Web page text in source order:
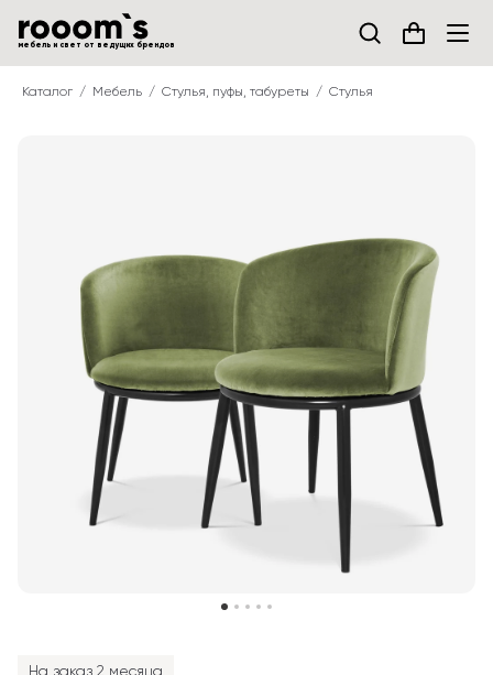
мебель и свет от ведущих брендов
Каталог Мебель Стулья, пуфы, табуреты Стулья
На заказ 2 месяца